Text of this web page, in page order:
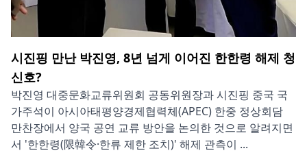
시진핑 만난 박진영, 8년 넘게 이어진 한한령 해제 청
신호?
박진영 대중문화교류위원회 공동위원장과 시진핑 중국 국
가주석이 아시아태평양경제협력체(APEC) 한중 정상회담
만찬장에서 양국 공연 교류 방안을 논의한 것으로 알려지면
서 '한한령(限韓令·한류 제한 조치)' 해제 관측이 ...